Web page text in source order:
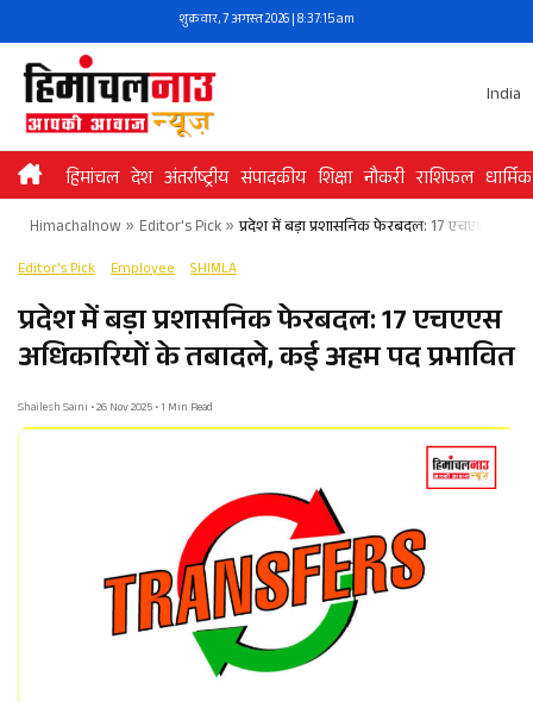
to
content
शुक्रवार, 7 अगस्त 2026 | 8:37:15 am
India
हिमांचल देश अंतर्राष्ट्रीय संपादकीय शिक्षा नौकरी राशिफल धार्मिक
Himachalnow» Editor's Pick» प्रदेश में बड़ा प्रशासनिक फेरबदल: 17 एचएएस
Editor's Pick Employee SHIMLA
प्रदेश में बड़ा प्रशासनिक फेरबदल: 17 एचएएस
अधिकारियों के तबादले, कई अहम पद प्रभावित​
Shailesh Saini • 26 Nov 2025 • 1 Min Read